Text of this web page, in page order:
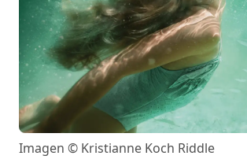
Imagen © Kristianne Koch Riddle